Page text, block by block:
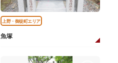
上野・御徒町エリア
魚塚